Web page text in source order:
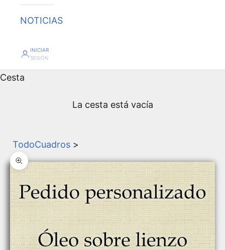
NOTICIAS
INICIAR
SESIÓN
Cesta
La cesta está vacía
TodoCuadros >
Zoom